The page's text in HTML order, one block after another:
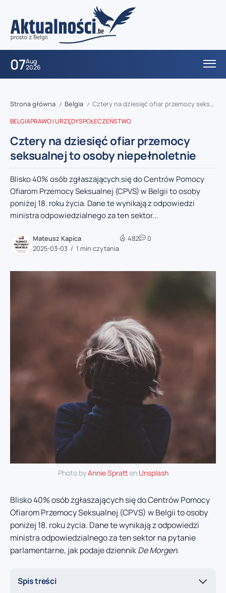
07Aug
2026
Strona główna / Belgia / Cztery na dziesięć ofiar przemocy seksualnej to osoby niepełnoletnie
BELGIAPRAWO I URZĘDYSPOŁECZEŃSTWO
Cztery na dziesięć ofiar przemocy
seksualnej to osoby niepełnoletnie
Blisko 40% osób zgłaszających się do Centrów Pomocy
Ofiarom Przemocy Seksualnej (CPVS) w Belgii to osoby
poniżej 18. roku życia. Dane te wynikają z odpowiedzi
ministra odpowiedzialnego za ten sektor...
Mateusz Kapica
2025-03-03
1 min czytania
482 0
Photo byAnnie Spratton Unsplash
Blisko 40% osób zgłaszających się do Centrów Pomocy
Ofiarom Przemocy Seksualnej (CPVS) w Belgii to osoby
poniżej 18. roku życia. Dane te wynikają z odpowiedzi
ministra odpowiedzialnego za ten sektor na pytanie
parlamentarne, jak podaje dziennikDe Morgen.
Spis treści